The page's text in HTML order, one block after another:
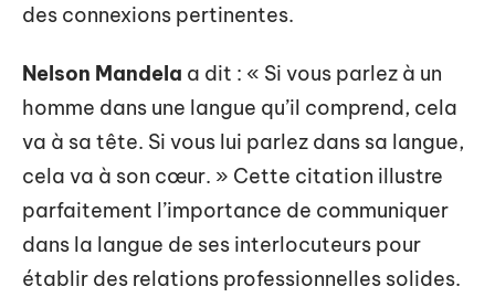
des connexions pertinentes.
Nelson Mandela a dit : « Si vous parlez à un
homme dans une langue qu’il comprend, cela
va à sa tête. Si vous lui parlez dans sa langue,
cela va à son cœur. » Cette citation illustre
parfaitement l’importance de communiquer
dans la langue de ses interlocuteurs pour
établir des relations professionnelles solides.